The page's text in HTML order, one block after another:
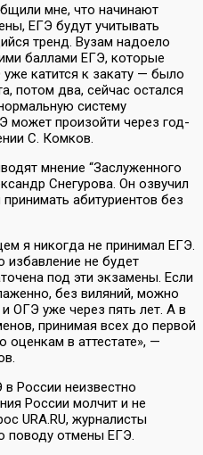
мне, что начинают
ЕГЭ будут учитывать
тренд. Вузам надоело
баллами ЕГЭ, которые
катится к закату — было
потом два, сейчас остался
систему
может произойти через год-
С. Комков.
мнение “Заслуженного
Снегурова. Он озвучил
абитуриентов без
я никогда не принимал ЕГЭ.
не будет
под эти экзамены. Если
без виляний, можно
ОГЭ уже через пять лет. А в
принимая всех до первой
оценкам в аттестате», —
России неизвестно
России молчит и не
URA.RU, журналисты
поводу отмены ЕГЭ.